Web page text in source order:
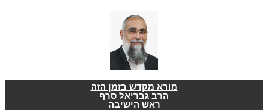
מורא מקדש בזמן הזה
הרב גבריאל סרף
ראש הישיבה